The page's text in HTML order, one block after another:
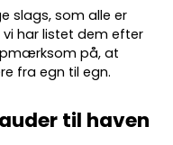
slags, som alle er
har listet dem efter
på, at
fra egn til egn.
til haven